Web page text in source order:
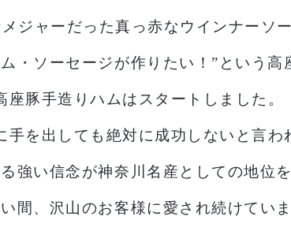
ジャーだった真っ赤なウインナーソ
・ソーセージが作りたい！” という高
座豚手造りハムはスタートしました。
手を出しても 絶対に成功しないと言わ
強い信念が神奈川名産としての地位を
間、 沢山のお客様に愛され続けていま